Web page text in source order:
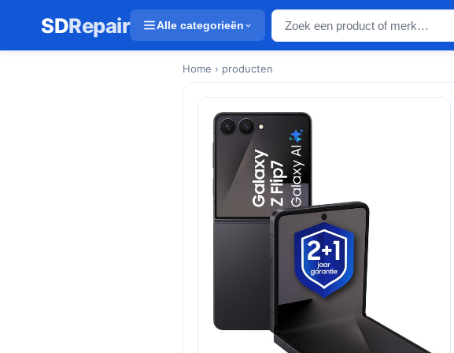
SDRepair Alle categorieën
Home › producten